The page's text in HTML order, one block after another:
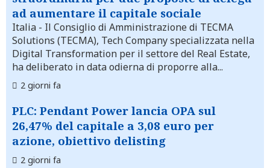
ad aumentare il capitale sociale
Italia - Il Consiglio di Amministrazione di TECMA
Solutions (TECMA), Tech Company specializzata nella
Digital Transformation per il settore del Real Estate,
ha deliberato in data odierna di proporre alla...
2 giorni fa
PLC: Pendant Power lancia OPA sul
26,47% del capitale a 3,08 euro per
azione, obiettivo delisting
2 giorni fa